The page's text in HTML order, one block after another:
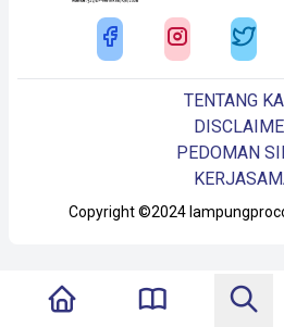
Copyright ©2024
TENTANG
PEDOMAN